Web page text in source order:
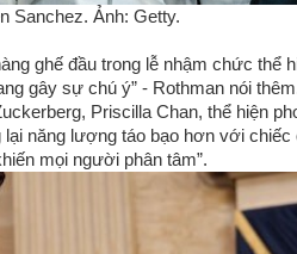
Sanchez. Ảnh: Getty.
ghế đầu trong lễ nhậm chức thể
gây sự chú ý” - Rothman nói
Priscilla Chan, thể hiện
năng lượng táo bạo hơn với
mọi người phân tâm”.